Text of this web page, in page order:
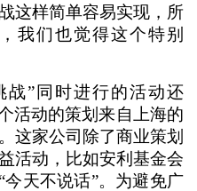
这样简单容易实现，所
我们也觉得这个特别
”同时进行的活动还
活动的策划来自上海的
这家公司除了商业策划
活动，比如安利基金会
今天不说话”。为避免广